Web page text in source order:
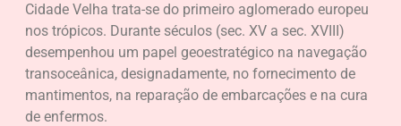
Cidade Velha trata-se do primeiro aglomerado europeu
nos trópicos. Durante séculos (sec. XV a sec. XVIII)
desempenhou um papel geoestratégico na navegação
transoceânica, designadamente, no fornecimento de
mantimentos, na reparação de embarcações e na cura
de enfermos.